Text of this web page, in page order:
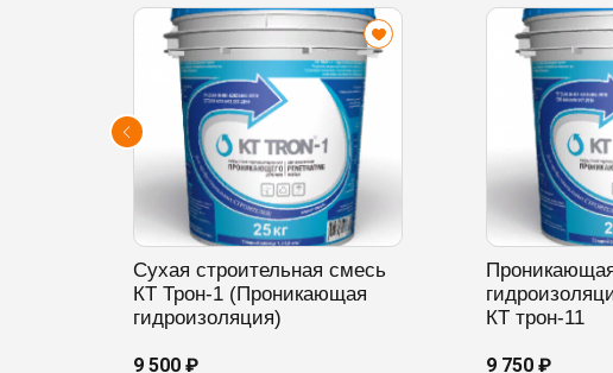
Сухая строительная смесь
КТ Трон-1 (Проникающая
гидроизоляция)
9 500 ₽
КТ трон-11
9 750 ₽